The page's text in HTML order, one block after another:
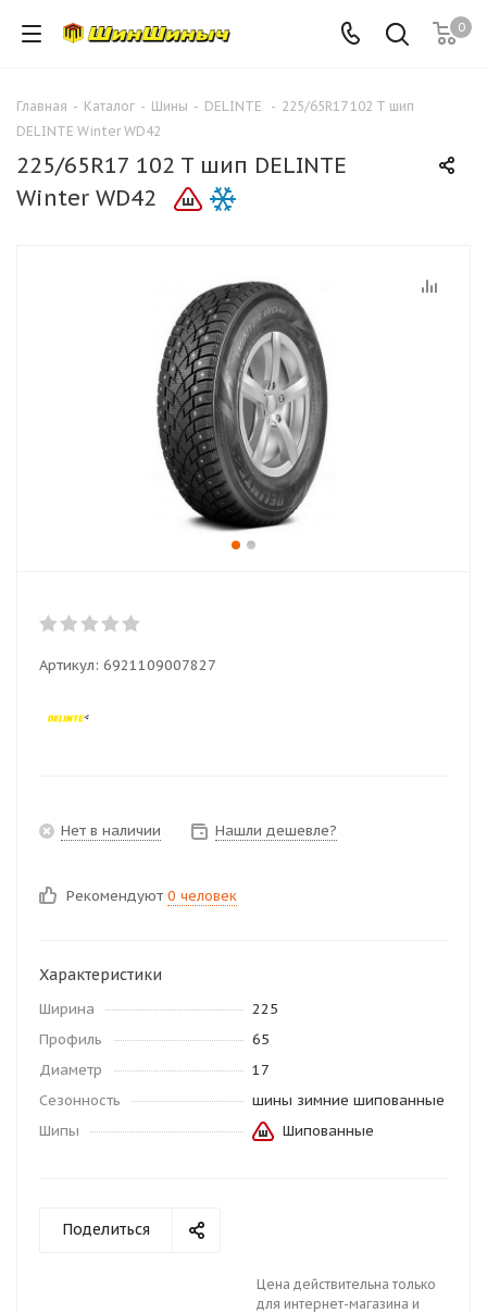
0
Главная - Каталог - Шины - DELINTE - 225/65R17 102 T шип
DELINTE Winter WD42
225/65R17 102 T шип DELINTE
Winter WD42
Артикул: 6921109007827
Нет в наличии Нашли дешевле?
Рекомендуют 0 человек
Характеристики
Ширина
225
Профиль
65
Диаметр
17
Сезонность
шины зимние шипованные
Шипы
Шипованные
Поделиться
Цена действительна только
для интернет-магазина и